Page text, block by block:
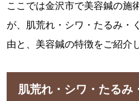
ここでは金沢市で美容鍼の施
が、肌荒れ・シワ・たるみ・
由と、美容鍼の特徴をご紹介
肌荒れ・シワ・たるみ